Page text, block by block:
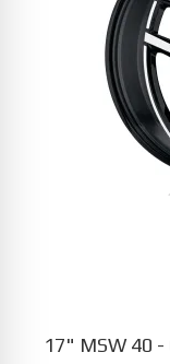
17" MSW 40 -